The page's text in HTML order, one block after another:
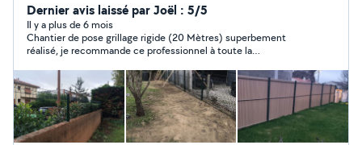
/ abattage Tonte de la pelouse taillage de haies
débroussaillage coupe d'arbustes d'arbres et de
branches évacuation des végétaux (remorque 4m3)
Nettoyage Karcher travaux multi-services ( peinture,
tapisserie, dépannage plomberie, carrelage, faïence)
tondeuse rotophil tronçonneuse taille haie
Dernier avis laissé par Joël : 5/5
Il y a plus de 6 mois
Chantier de pose grillage rigide (20 Mètres) superbement
réalisé, je recommande ce professionnel à toute la